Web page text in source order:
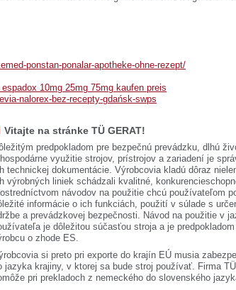
ponstan-ponalar-apotheke-ohne-rezept/
10mg 25mg 75mg kaufen preis
nalorex-bez-recepty-gdańsk-swps
Vitajte na stránke TÜ GERAT!
predpokladom pre bezpečnú prevádzku, dlhú
využitie strojov, prístrojov a zariadení je
technickej dokumentácie. Výrobcovia kladú dôraz
výrobných liniek schádzali kvalitné,
návodov na použitie chcú používateľom
informácie o ich funkciách, použití v súlade s
a prevádzkovej bezpečnosti. Návod na použitie v
je dôležitou súčasťou stroja a je
o zhode ES.
si preto pri exporte do krajín EÚ musia
jazyka krajiny, v ktorej sa bude stroj používať. Firma
pri prekladoch z nemeckého do slovenského